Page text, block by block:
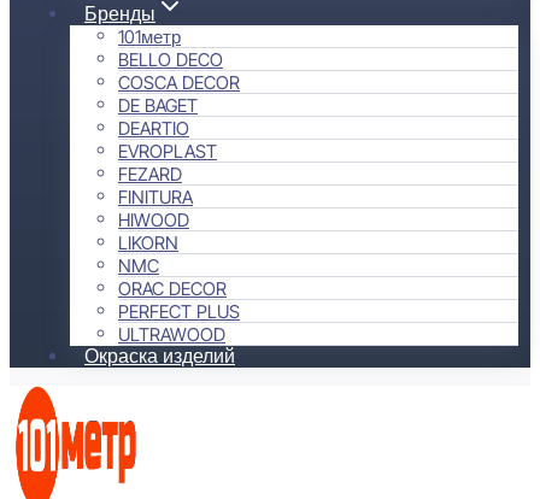
Бренды
101метр
BELLO DECO
COSCA DECOR
DE BAGET
DEARTIO
EVROPLAST
FEZARD
FINITURA
HIWOOD
LIKORN
NMC
ORAC DECOR
PERFECT PLUS
ULTRAWOOD
Окраска изделий